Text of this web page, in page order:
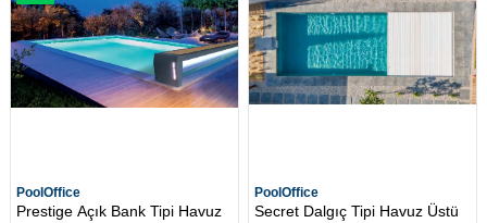
PoolOffice
Prestige Açık Bank Tipi Havuz
Ürünü
PoolOffice
Secret Dalgıç Tipi Havuz Üstü